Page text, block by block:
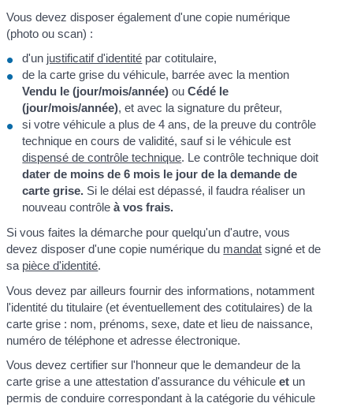
Vous devez disposer également d'une copie numérique
(photo ou scan) :
d'un justificatif d'identité par cotitulaire,
de la carte grise du véhicule, barrée avec la mention
Vendu le (jour/mois/année) ouCédé le
(jour/mois/année), et avec la signature du prêteur,
si votre véhicule a plus de 4 ans, de la preuve du contrôle
technique en cours de validité, sauf si le véhicule est
dispensé de contrôle technique. Le contrôle technique doit
dater de moins de 6 mois le jour de la demande de
carte grise. Si le délai est dépassé, il faudra réaliser un
nouveau contrôleà vos frais.
Si vous faites la démarche pour quelqu'un d'autre, vous
devez disposer d'une copie numérique du mandat signé et de
sa pièce d'identité.
Vous devez par ailleurs fournir des informations, notamment
l'identité du titulaire (et éventuellement des cotitulaires) de la
carte grise : nom, prénoms, sexe, date et lieu de naissance,
numéro de téléphone et adresse électronique.
Vous devez certifier sur l'honneur que le demandeur de la
carte grise a une attestation d'assurance du véhiculeet un
permis de conduire correspondant à la catégorie du véhicule